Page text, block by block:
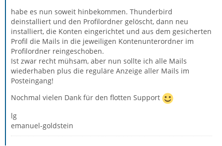
habe es nun soweit hinbekommen. Thunderbird
deinstalliert und den Profilordner gelöscht, dann neu
installiert, die Konten eingerichtet und aus dem gesicherten
Profil die Mails in die jeweiligen Kontenunterordner im
Profilordner reingeschoben.
Ist zwar recht mühsam, aber nun sollte ich alle Mails
wiederhaben plus die reguläre Anzeige aller Mails im
Posteingang!
Nochmal vielen Dank für den flotten Support
lg
emanuel-goldstein